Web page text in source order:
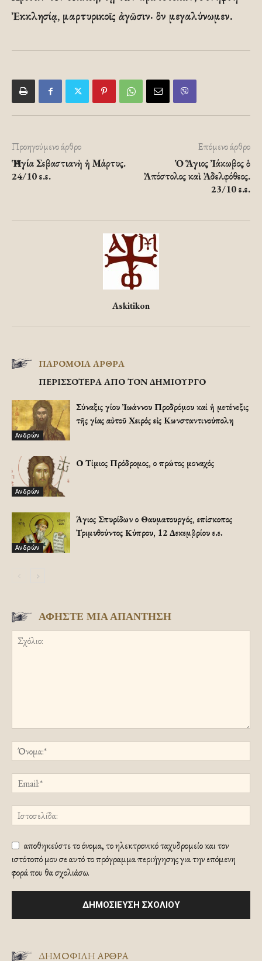
Ἐκκλησίᾳ, μαρτυρικοῖς ἀγῶσιν· ὃν μεγαλύνωμεν.
Προηγούμενο άρθρο
Ἡ Ἁγία Σεβαστιανὴ ἡ Μάρτυς.
24/10 ε.ε.
Επόμενο άρθρο
Ὁ Ἅγιος Ἰάκωβος ὁ
Ἀπόστολος καὶ Ἀδελφόθεος.
23/10 ε.ε.
Askitikon
ΠΑΡΟΜΟΙΑ ΑΡΘΡΑ
ΠΕΡΙΣΣΟΤΕΡΑ ΑΠΟ ΤΟΝ ΔΗΜΙΟΥΡΓΟ
Ανδρών
Σύναξις Ἁγίου Ἰωάννου Προδρόμου καί ἡ μετένεξις
τῆς Ἁγίας αὐτοῦ Χειρός εἰς Κωνσταντινούπολη
Ανδρών
Ο Τίμιος Πρόδρομος, ο πρώτος μοναχός
Ανδρών
Άγιος Σπυρίδων ο Θαυματουργός, επίσκοπος
Τριμυθούντος Κύπρου, 12 Δεκεμβρίου ε.ε.
ΑΦΗΣΤΕ ΜΙΑ ΑΠΑΝΤΗΣΗ
αποθηκεύστε το όνομα, το ηλεκτρονικό ταχυδρομείο και τον
ιστότοπό μου σε αυτό το πρόγραμμα περιήγησης για την επόμενη
φορά που θα σχολιάσω.
ΔΗΜΟΦΙΛΗ ΑΡΘΡΑ